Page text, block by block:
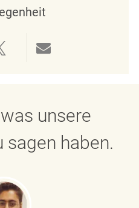
teilen
Über Twitter teilen
unsere
haben.